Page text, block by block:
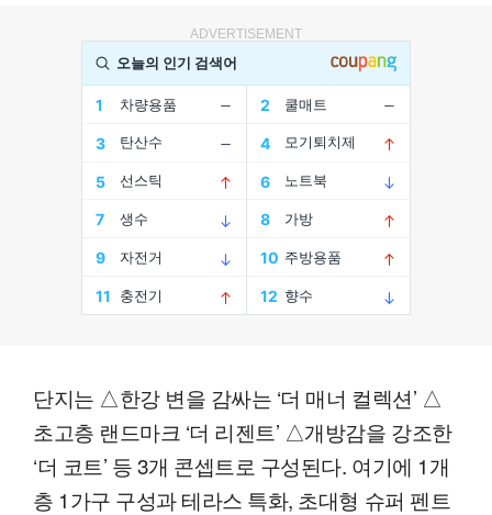
ADVERTISEMENT
단지는 △한강 변을 감싸는 ‘더 매너 컬렉션’ △
초고층 랜드마크 ‘더 리젠트’ △개방감을 강조한
‘더 코트’ 등 3개 콘셉트로 구성된다. 여기에 1개
층 1가구 구성과 테라스 특화, 초대형 슈퍼 펜트